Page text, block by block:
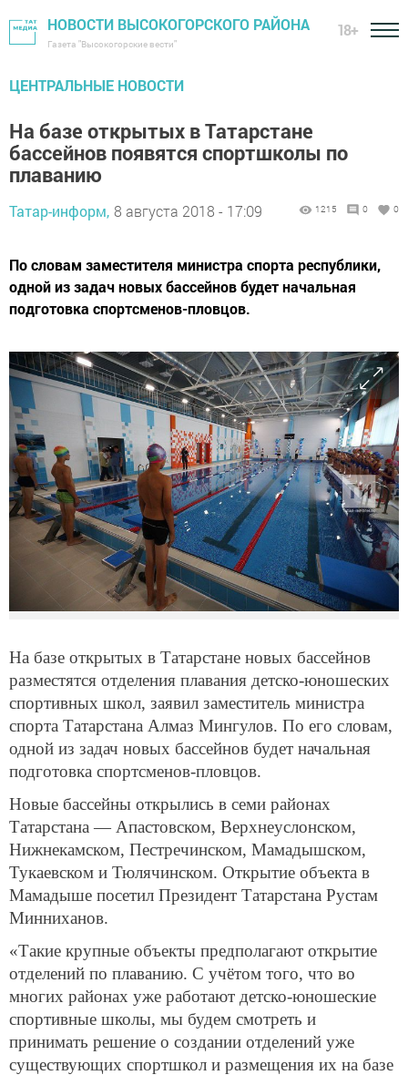
НОВОСТИ ВЫСОКОГОРСКОГО РАЙОНА
Газета "Высокогорские вести"
18+
ЦЕНТРАЛЬНЫЕ НОВОСТИ
На базе открытых в Татарстане
бассейнов появятся спортшколы по
плаванию
Татар-информ, 8 августа 2018 - 17:09 1215 0 0
По словам заместителя министра спорта республики,
одной из задач новых бассейнов будет начальная
подготовка спортсменов-пловцов.
На базе открытых в Татарстане новых бассейнов
разместятся отделения плавания детско-юношеских
спортивных школ, заявил заместитель министра
спорта Татарстана Алмаз Мингулов. По его словам,
одной из задач новых бассейнов будет начальная
подготовка спортсменов-пловцов.
Новые бассейны открылись в семи районах
Татарстана — Апастовском, Верхнеуслонском,
Нижнекамском, Пестречинском, Мамадышском,
Тукаевском и Тюлячинском. Открытие объекта в
Мамадыше посетил Президент Татарстана Рустам
Минниханов.
«Такие крупные объекты предполагают открытие
отделений по плаванию. С учётом того, что во
многих районах уже работают детско-юношеские
спортивные школы, мы будем смотреть и
принимать решение о создании отделений уже
существующих спортшкол и размещения их на базе